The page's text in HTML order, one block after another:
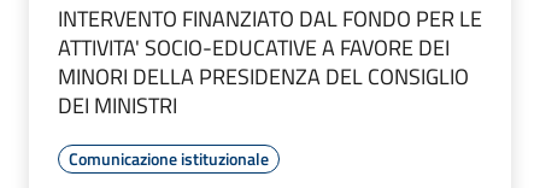
INTERVENTO FINANZIATO DAL FONDO PER LE
ATTIVITA' SOCIO-EDUCATIVE A FAVORE DEI
MINORI DELLA PRESIDENZA DEL CONSIGLIO
DEI MINISTRI
Comunicazione istituzionale